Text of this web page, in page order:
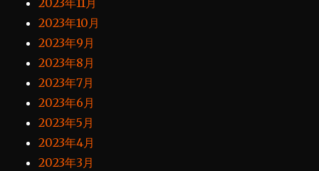
2023年11月
2023年10月
2023年9月
2023年8月
2023年7月
2023年6月
2023年5月
2023年4月
2023年3月